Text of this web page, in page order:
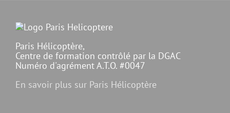
Paris Hélicoptère,
Centre de formation contrôlé par la DGAC
Numéro d'agrément A.T.O. #0047
En savoir plus sur Paris Hélicoptère